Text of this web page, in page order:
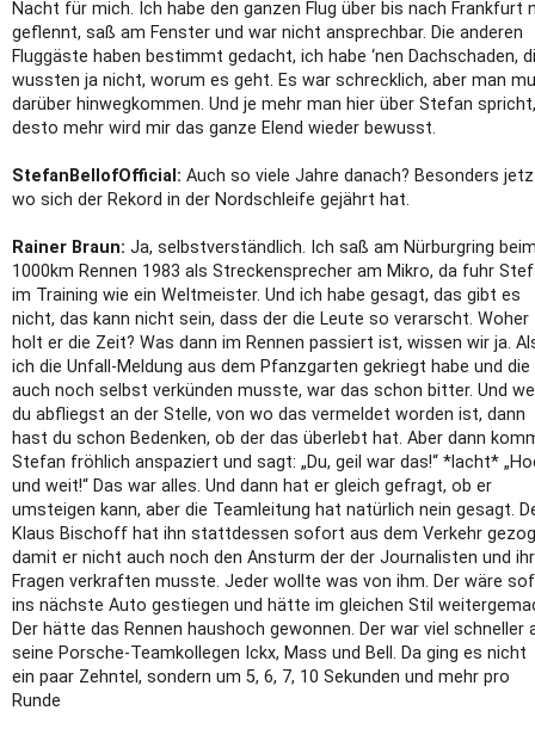
Nacht für mich. Ich habe den ganzen Flug über bis nach Frankfurt
geflennt, saß am Fenster und war nicht ansprechbar. Die anderen
Fluggäste haben bestimmt gedacht, ich habe ‘nen Dachschaden,
wussten ja nicht, worum es geht. Es war schrecklich, aber man
darüber hinwegkommen. Und je mehr man hier über Stefan spricht,
desto mehr wird mir das ganze Elend wieder bewusst.
StefanBellofOfficial: Auch so viele Jahre danach? Besonders
wo sich der Rekord in der Nordschleife gejährt hat.
Rainer Braun: Ja, selbstverständlich. Ich saß am Nürburgring
1000km Rennen 1983 als Streckensprecher am Mikro, da fuhr
im Training wie ein Weltmeister. Und ich habe gesagt, das gibt es
nicht, das kann nicht sein, dass der die Leute so verarscht. Woher
holt er die Zeit? Was dann im Rennen passiert ist, wissen wir ja.
ich die Unfall-Meldung aus dem Pfanzgarten gekriegt habe und die
auch noch selbst verkünden musste, war das schon bitter. Und
du abfliegst an der Stelle, von wo das vermeldet worden ist, dann
hast du schon Bedenken, ob der das überlebt hat. Aber dann
Stefan fröhlich anspaziert und sagt: „Du, geil war das!“ *lacht*
und weit!“ Das war alles. Und dann hat er gleich gefragt, ob er
umsteigen kann, aber die Teamleitung hat natürlich nein gesagt.
Klaus Bischoff hat ihn stattdessen sofort aus dem Verkehr
damit er nicht auch noch den Ansturm der der Journalisten und
Fragen verkraften musste. Jeder wollte was von ihm. Der wäre
ins nächste Auto gestiegen und hätte im gleichen Stil
Der hätte das Rennen haushoch gewonnen. Der war viel schneller
seine Porsche-Teamkollegen Ickx, Mass und Bell. Da ging es
ein paar Zehntel, sondern um 5, 6, 7, 10 Sekunden und mehr pro
Runde